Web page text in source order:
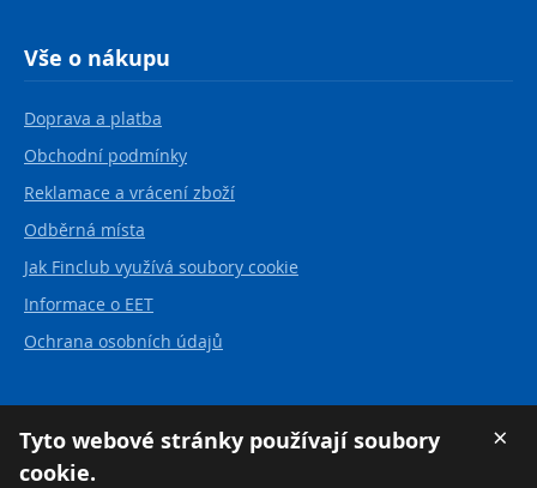
Vše o nákupu
Doprava a platba
Obchodní podmínky
Reklamace a vrácení zboží
Odběrná místa
Jak Finclub využívá soubory cookie
Informace o EET
Ochrana osobních údajů
FINCLUB plus, a.s.
×
Tyto webové stránky používají soubory
cookie.